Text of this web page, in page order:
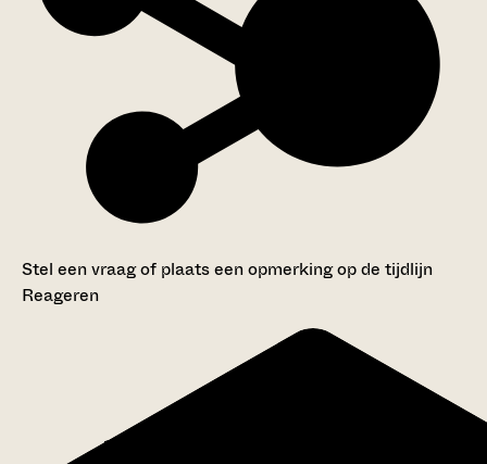
Stel een vraag of plaats een opmerking op de tijdlijn
Reageren